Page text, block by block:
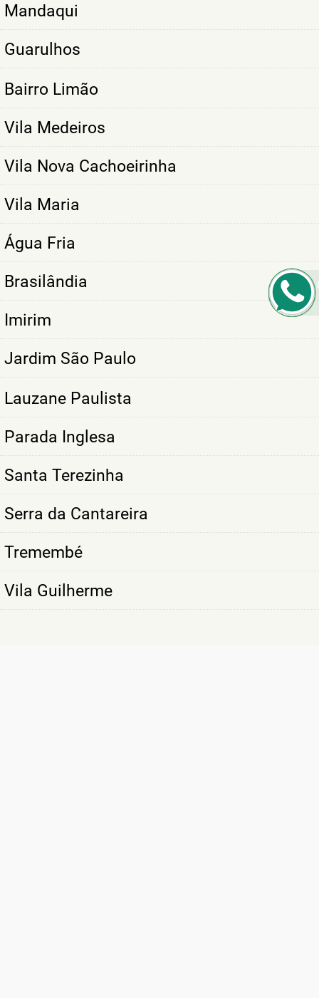
Mandaqui
Guarulhos
Bairro Limão
Vila Medeiros
Vila Nova Cachoeirinha
Vila Maria
Água Fria
Brasilândia
Imirim
Jardim São Paulo
Lauzane Paulista
Parada Inglesa
Santa Terezinha
Serra da Cantareira
Tremembé
Vila Guilherme